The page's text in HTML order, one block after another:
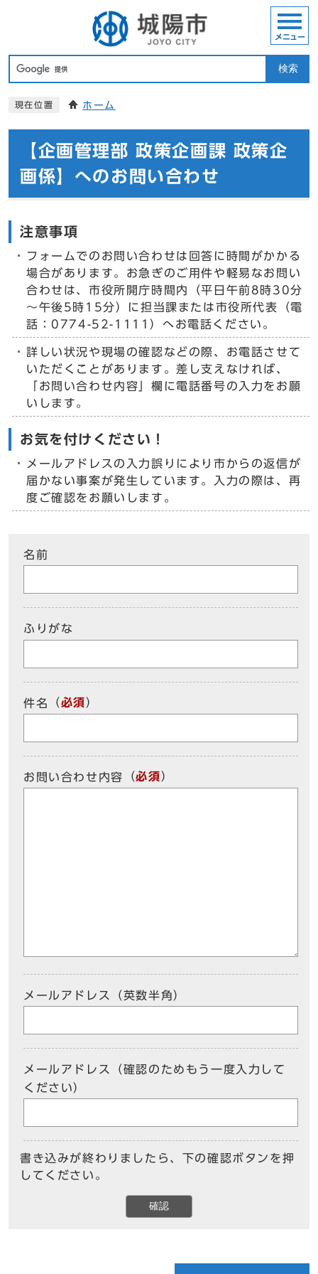
検索
メニュー
現在位置 ホーム
【企画管理部 政策企画課 政策企
画係】へのお問い合わせ
注意事項
フォームでのお問い合わせは回答に時間がかかる
場合があります。お急ぎのご用件や軽易なお問い
合わせは、市役所開庁時間内（平日午前8時30分
～午後5時15分）に担当課または市役所代表（電
話：0774-52-1111）へお電話ください。
詳しい状況や現場の確認などの際、お電話させて
いただくことがあります。差し支えなければ、
「お問い合わせ内容」欄に電話番号の入力をお願
いします。
お気を付けください！
メールアドレスの入力誤りにより市からの返信が
届かない事案が発生しています。入力の際は、再
度ご確認をお願いします。
名前
ふりがな
件名 （必須）
お問い合わせ内容 （必須）
メールアドレス（英数半角）
メールアドレス（確認のためもう一度入力して
ください）
書き込みが終わりましたら、下の確認ボタンを押
してください。
確認